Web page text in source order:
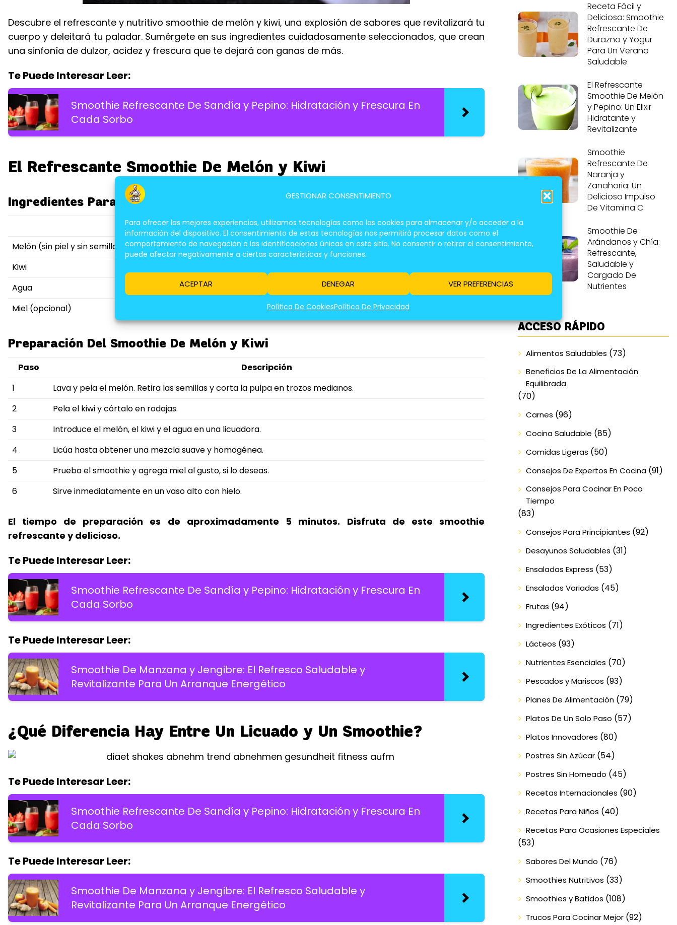
GESTIONAR CONSENTIMIENTO
Para ofrecer las mejores experiencias, utilizamos tecnologías como las cookies para almacenar y/o acceder a la
información del dispositivo. El consentimiento de estas tecnologías nos permitirá procesar datos como el
comportamiento de navegación o las identificaciones únicas en este sitio. No consentir o retirar el consentimiento,
puede afectar negativamente a ciertas características y funciones.
ACEPTAR DENEGAR VER PREFERENCIAS
Política De CookiesPolítica De Privacidad
Descubre el refrescante y nutritivo smoothie de melón y kiwi, una explosión de sabores que revitalizará tu
cuerpo y deleitará tu paladar. Sumérgete en sus ingredientes cuidadosamente seleccionados, que crean
una sinfonía de dulzor, acidez y frescura que te dejará con ganas de más.
Te Puede Interesar Leer:
Smoothie Refrescante De Sandía y Pepino: Hidratación y Frescura En
Cada Sorbo
El Refrescante Smoothie De Melón y Kiwi
Ingredientes Para Un Smoothie De Melón y Kiwi Refrescante
Ingrediente
Cantidad
Melón (sin piel y sin semillas)
200 gramos
Kiwi
Agua
100 ml
Miel (opcional)
1 cucharadita
Preparación Del Smoothie De Melón y Kiwi
Paso
Descripción
1
Lava y pela el melón. Retira las semillas y corta la pulpa en trozos medianos.
2
Pela el kiwi y córtalo en rodajas.
3
Introduce el melón, el kiwi y el agua en una licuadora.
4
Licúa hasta obtener una mezcla suave y homogénea.
5
Prueba el smoothie y agrega miel al gusto, si lo deseas.
6
Sirve inmediatamente en un vaso alto con hielo.
El tiempo de preparación es de aproximadamente 5 minutos.
Disfruta de este smoothie
refrescante y delicioso.
Te Puede Interesar Leer:
Smoothie Refrescante De Sandía y Pepino: Hidratación y Frescura En
Cada Sorbo
Te Puede Interesar Leer:
Smoothie De Manzana y Jengibre: El Refresco Saludable y
Revitalizante Para Un Arranque Energético
¿Qué Diferencia Hay Entre Un Licuado y Un Smoothie?
Te Puede Interesar Leer:
Smoothie Refrescante De Sandía y Pepino: Hidratación y Frescura En
Cada Sorbo
Te Puede Interesar Leer:
Smoothie De Manzana y Jengibre: El Refresco Saludable y
Revitalizante Para Un Arranque Energético
Receta Fácil y
Deliciosa: Smoothie
Refrescante De
Durazno y Yogur
Para Un Verano
Saludable
El Refrescante
Smoothie De Melón
y Pepino: Un Elixir
Hidratante y
Revitalizante
Smoothie
Refrescante De
Naranja y
Zanahoria: Un
Delicioso Impulso
De Vitamina C
Smoothie De
Arándanos y Chía:
Refrescante,
Saludable y
Cargado De
Nutrientes
ACCESO RÁPIDO
Alimentos Saludables (73)
Beneficios De La Alimentación
Equilibrada
(70)
Carnes (96)
Cocina Saludable (85)
Comidas Ligeras (50)
Consejos De Expertos En Cocina(91)
Consejos Para Cocinar En Poco
Tiempo
(83)
Consejos Para Principiantes (92)
Desayunos Saludables (31)
Ensaladas Express (53)
Ensaladas Variadas (45)
Frutas (94)
Ingredientes Exóticos (71)
Lácteos (93)
Nutrientes Esenciales (70)
Pescados y Mariscos (93)
Planes De Alimentación(79)
Platos De Un Solo Paso (57)
Platos Innovadores (80)
Postres Sin Azúcar(54)
Postres Sin Horneado (45)
Recetas Internacionales (90)
Recetas Para Niños (40)
Recetas Para Ocasiones Especiales
(53)
Sabores Del Mundo (76)
Smoothies Nutritivos (33)
Smoothies y Batidos (108)
Trucos Para Cocinar Mejor(92)